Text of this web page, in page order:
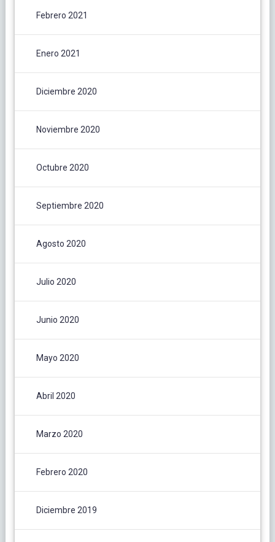
Febrero 2021
Enero 2021
Diciembre 2020
Noviembre 2020
Octubre 2020
Septiembre 2020
Agosto 2020
Julio 2020
Junio 2020
Mayo 2020
Abril 2020
Marzo 2020
Febrero 2020
Diciembre 2019